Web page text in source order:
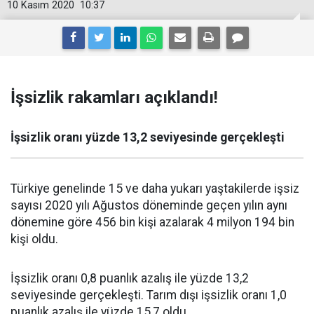
10:37
10 Kasım 2020
İşsizlik rakamları açıklandı!
İşsizlik oranı yüzde 13,2 seviyesinde gerçekleşti
Türkiye genelinde 15 ve daha yukarı yaştakilerde işsiz
sayısı 2020 yılı Ağustos döneminde geçen yılın aynı
dönemine göre 456 bin kişi azalarak 4 milyon 194 bin
kişi oldu.
İşsizlik oranı 0,8 puanlık azalış ile yüzde 13,2
seviyesinde gerçekleşti. Tarım dışı işsizlik oranı 1,0